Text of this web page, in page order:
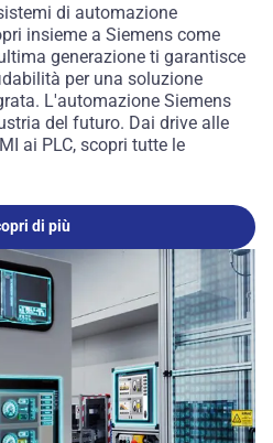
di automazione
insieme a Siemens come
generazione ti garantisce
per una soluzione
L'automazione Siemens
del futuro. Dai drive alle
ai PLC, scopri tutte le
di più